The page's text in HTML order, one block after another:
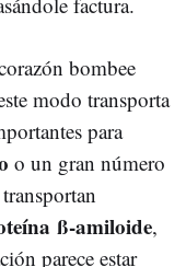
bombee
modo transporta
para
o un gran número
ß-amiloide,
parece estar